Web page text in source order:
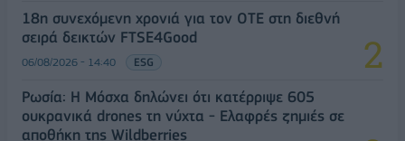
18η συνεχόμενη χρονιά για τον ΟΤΕ στη διεθνή
σειρά δεικτών FTSE4Good
06/08/2026 - 14:40 ESG
Ρωσία: Η Μόσχα δηλώνει ότι κατέρριψε 605
ουκρανικά drones τη νύχτα - Ελαφρές ζημιές σε
αποθήκη της Wildberries